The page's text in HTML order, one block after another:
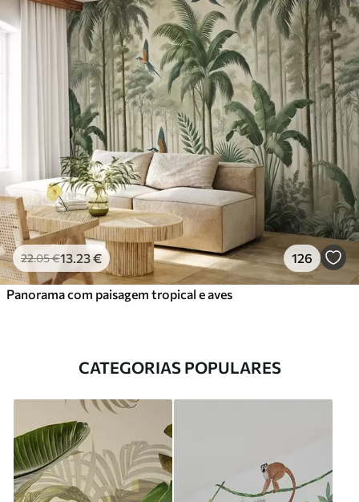
22.05€13 .23€ 126
Panorama com paisagem tropical e aves
CATEGORIAS POPULARES